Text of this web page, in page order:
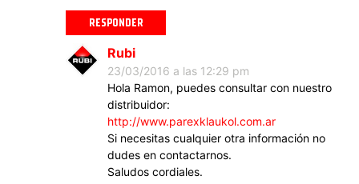
RESPONDER
Rubi
23/03/2016 a las 12:29 pm
Hola Ramon, puedes consultar con nuestro
distribuidor:
http://www.parexklaukol.com.ar
Si necesitas cualquier otra información no
dudes en contactarnos.
Saludos cordiales.